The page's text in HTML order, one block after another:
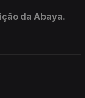
da Abaya.